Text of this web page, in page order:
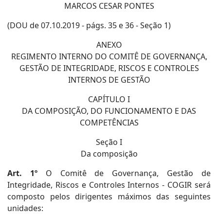
MARCOS CESAR PONTES
(DOU de 07.10.2019 - págs. 35 e 36 - Seção 1)
ANEXO
REGIMENTO INTERNO DO COMITÊ DE GOVERNANÇA,
GESTÃO DE INTEGRIDADE, RISCOS E CONTROLES
INTERNOS DE GESTÃO
CAPÍTULO I
DA COMPOSIÇÃO, DO FUNCIONAMENTO E DAS
COMPETÊNCIAS
Seção I
Da composição
Art. 1º O Comitê de Governança, Gestão de
Integridade, Riscos e Controles Internos - COGIR será
composto pelos dirigentes máximos das seguintes
unidades: